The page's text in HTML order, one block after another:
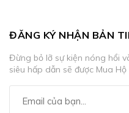
ĐĂNG KÝ NHẬN BẢN
Đừng bỏ lỡ sự kiện nóng hổi
siêu hấp dẫn sẽ được Mua